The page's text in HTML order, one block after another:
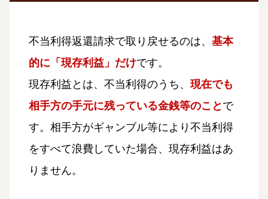
不当利得返還請求で取り戻せるのは、 基本
的に「現存利益」だけです。
現存利益とは、不当利得のうち、 現在でも
相手方の手元に残っている金銭等のこと で
す。相手方がギャンブル等により不当利得
をすべて浪費していた場合、現存利益はあ
りません。